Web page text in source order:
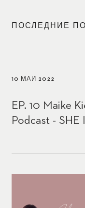
ПОСЛЕДНИЕ
10 МАЙ 2022
EP. 10 Maike
Podcast - SHE